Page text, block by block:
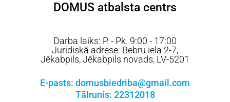
DOMUS atbalsta centrs
Darba laiks: P. - Pk. 9:00 - 17:00
Juridiskā adrese: Bebru iela 2-7,
Jēkabpils, Jēkabpils novads, LV-5201
E-pasts: domusbiedriba@gmail.com
Tālrunis: 22312018